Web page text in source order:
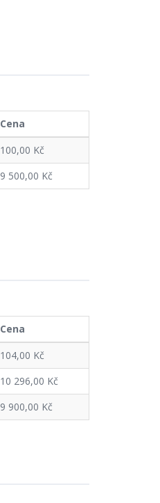
Cena
100,00 Kč
9 500,00 Kč
Cena
104,00 Kč
10 296,00 Kč
9 900,00 Kč